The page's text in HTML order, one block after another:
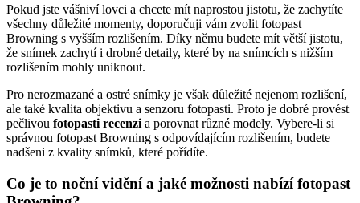
Pokud jste vášniví lovci a chcete mít naprostou jistotu, že zachytíte
všechny důležité momenty, doporučuji vám zvolit fotopast
Browning s vyšším rozlišením. Díky němu budete mít větší jistotu,
že snímek zachytí i drobné detaily, které by na snímcích s nižším
rozlišením mohly uniknout.
Pro nerozmazané a ostré snímky je však důležité nejenom rozlišení,
ale také kvalita objektivu a senzoru fotopasti. Proto je dobré provést
pečlivou fotopasti recenzi a porovnat různé modely. Vybere-li si
správnou fotopast Browning s odpovídajícím rozlišením, budete
nadšeni z kvality snímků, které pořídíte.
Co je to noční vidění a jaké možnosti nabízí fotopast